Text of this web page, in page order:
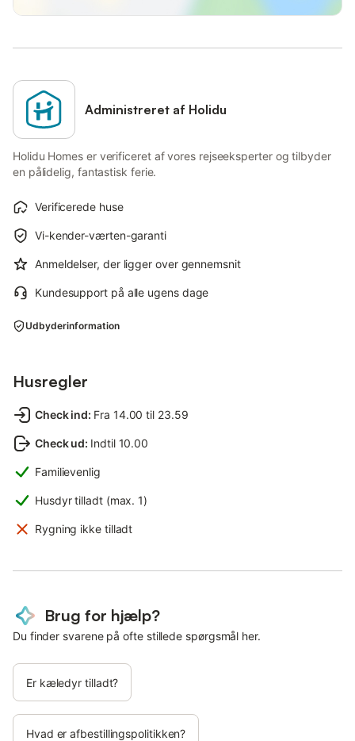
Administreret af Holidu
Holidu Homes er verificeret af vores rejseeksperter og tilbyder
en pålidelig, fantastisk ferie.
Verificerede huse
Vi-kender-værten-garanti
Anmeldelser, der ligger over gennemsnit
Kundesupport på alle ugens dage
Udbyderinformation
Husregler
Check ind: Fra 14.00 til 23.59
Check ud: Indtil 10.00
Familievenlig
Husdyr tilladt (max. 1)
Rygning ikke tilladt
Brug for hjælp?
Du finder svarene på ofte stillede spørgsmål her.
Er kæledyr tilladt?
Hvad er afbestillingspolitikken?